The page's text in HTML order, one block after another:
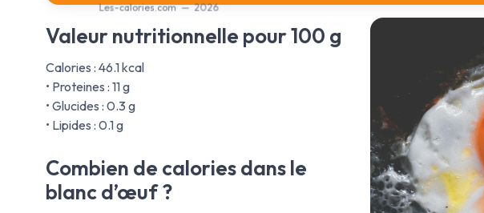
Les-calories.com — 2026
Valeur nutritionnelle pour 100 g
Calories : 46.1 kcal
• Proteines : 11 g
• Glucides : 0.3 g
• Lipides : 0.1 g
Combien de calories dans le
blanc d’œuf ?